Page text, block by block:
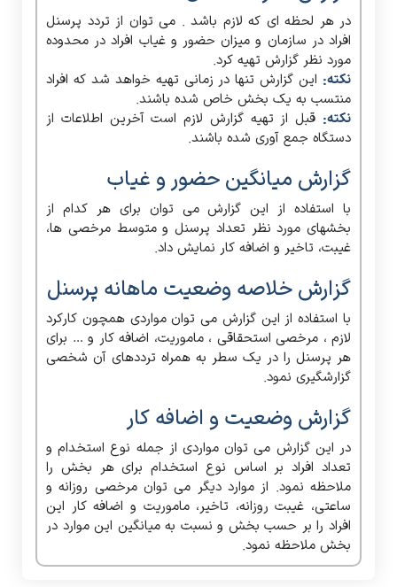
در هر لحظه ای که لازم باشد . می توان از تردد پرسنل
افراد در سازمان و میزان حضور و غیاب افراد در محدوده
مورد نظر گزارش تهیه کرد.
نکته: این گزارش تنها در زمانی تهیه خواهد شد که افراد
منتسب به یک بخش خاص شده باشند.
نکته: قبل از تهیه گزارش لازم است آخرین اطلاعات از
دستگاه جمع آوری شده باشند.
گزارش میانگین حضور و غیاب
با استفاده از این گزارش می توان برای هر کدام از
بخشهای مورد نظر تعداد پرسنل و متوسط مرخصی ها،
غیبت، تاخیر و اضافه کار نمایش داد.
گزارش خلاصه وضعیت ماهانه پرسنل
با استفاده از این گزارش می توان مواردی همچون کارکرد
لازم ، مرخصی استحقاقی ، ماموریت، اضافه کار و … برای
هر پرسنل را در یک سطر به همراه ترددهای آن شخصی
گزارشگیری نمود.
گزارش وضعیت و اضافه کار
در این گزارش می توان مواردی از جمله نوع استخدام و
تعداد افراد بر اساس نوع استخدام برای هر بخش را
ملاحظه نمود. از موارد دیگر می توان مرخصی روزانه و
ساعتی، غیبت روزانه، تاخیر، ماموریت و اضافه کار این
افراد را بر حسب بخش و نسبت به میانگین این موارد در
بخش ملاحظه نمود.